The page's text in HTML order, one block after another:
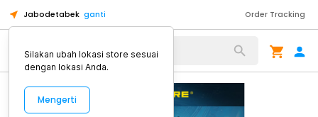
Jabodetabek ganti Order Tracking
Alat Kopi
Silakan ubah lokasi store sesuai
dengan lokasi Anda.
Mengerti